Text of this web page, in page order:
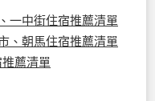
一中街住宿推薦清單
、朝馬住宿推薦清單
推薦清單